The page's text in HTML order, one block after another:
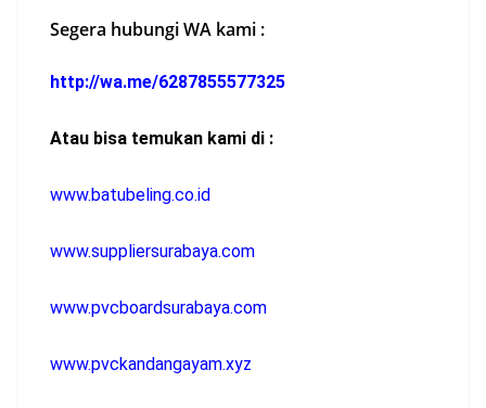
Segera hubungi WA kami :
http://wa.me/6287855577325
Atau bisa temukan kami di :
www.batubeling.co.id
www.suppliersurabaya.com
www.pvcboardsurabaya.com
www.pvckandangayam.xyz